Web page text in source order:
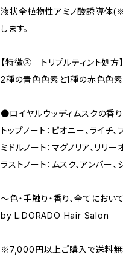
液状全植物性アミノ酸誘導体(※
します。
【特徴③ トリプルティント処方】
2種の青色色素と1種の赤色色素
●ロイヤルウッディムスクの香り
トップノート：ピオニー、ライチ、
ミドルノート：マグノリア、リリ
ラストノート：ムスク、アンバー、
〜色・手触り・香り、全てにお
by L.DORADO Hair Salon
※7,000円以上ご購入で送料無